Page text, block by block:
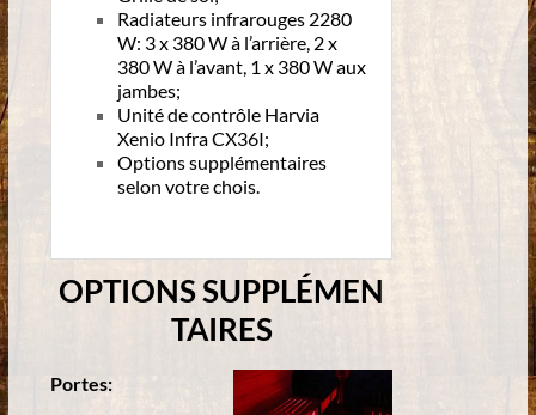
Radiateurs infrarouges 2280
W: 3 x 380 W à l’arrière, 2 x
380 W à l’avant, 1 x 380 W aux
jambes;
Unité de contrôle Harvia
Xenio Infra CX36I;
Options supplémentaires
selon votre chois.
OPTIONSSUPPLÉMEN
TAIRES
Portes: